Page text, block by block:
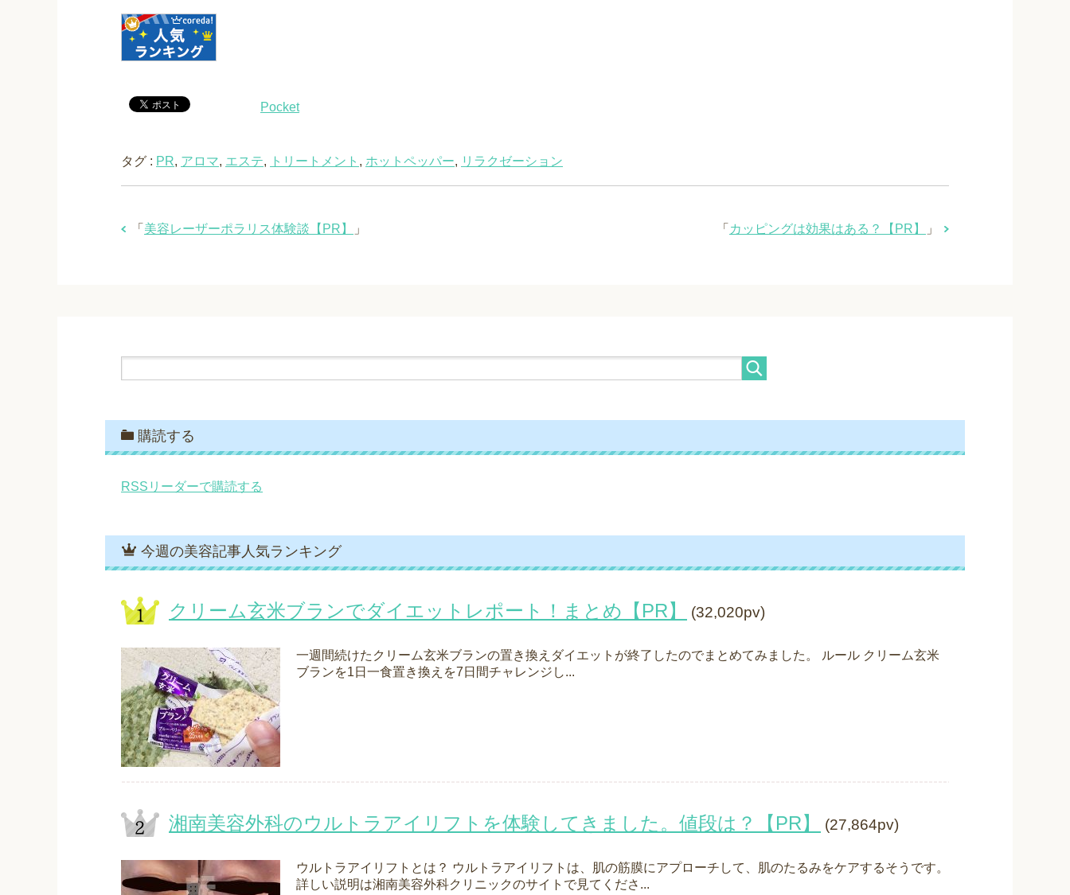
Pocket
タグ : PR, アロマ, エステ, トリートメント , ホットペッパー, リラクゼーション
「 カッピングは効果はある？【PR】 」
「 美容レーザーポラリス体験談【PR】 」
購読する
RSSリーダーで購読する
今週の美容記事人気ランキング
クリーム玄米ブランでダイエットレポート！まとめ【PR】 (32,020pv)
一週間続けたクリーム玄米ブランの置き換えダイエットが終了したのでまとめてみました。 ルール クリーム玄米
ブランを1日一食置き換えを7日間チャレンジし...
湘南美容外科のウルトラアイリフトを体験してきました。値段は？【PR】 (27,864pv)
ウルトラアイリフトとは？ ウルトラアイリフトは、肌の筋膜にアプローチして、肌のたるみをケアするそうです。
詳しい説明は湘南美容外科クリニックのサイトで見てくださ...